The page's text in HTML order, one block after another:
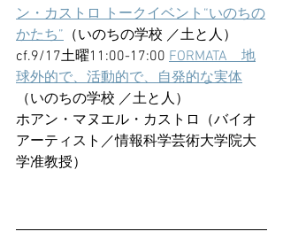
ン・カストロ トークイベント“いのちの
かたち” （いのちの学校 ／土と人）
cf.9/17土曜11:00-17:00 FORMATA　地
球外的で、活動的で、自発的な実体
（いのちの学校 ／土と人）
ホアン・マヌエル・カストロ（バイオ
アーティスト／情報科学芸術大学院大
学准教授）